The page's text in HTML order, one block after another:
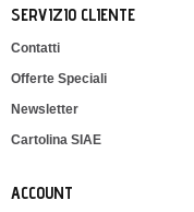
SERVIZIO CLIENTE
Contatti
Offerte Speciali
Newsletter
Cartolina SIAE
ACCOUNT